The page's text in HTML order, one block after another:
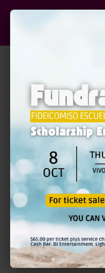
RECURSO (S)
Lcdo. Diego H.
DÍA
sábado, 21 de